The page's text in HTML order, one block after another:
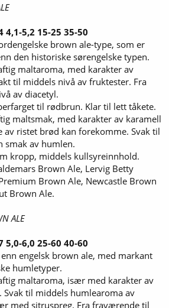
4,1-5,2 15-25 35-50
brown ale-type, som er
den historiske sørengelske typen.
maltaroma, med karakter av
til middels nivå av fruktester. Fra
av diacetyl.
til rødbrun. Klar til lett tåkete.
maltsmak, med karakter av karamell
av ristet brød kan forekomme. Svak til
smak av humlen.
kropp, middels kullsyreinnhold.
Brown Ale, Lervig Betty
Brown Ale, Newcastle Brown
Brown Ale.
ALE
5,0-6,0 25-60 40-60
engelsk brown ale, med markant
humletyper.
maltaroma, især med karakter av
Svak til middels humlearoma av
med sitruspreg. Fra fraværende til